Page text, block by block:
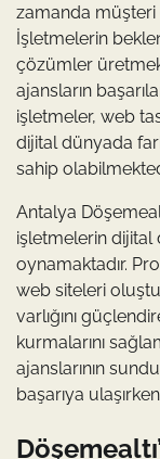
zamanda müşteri
İşletmelerin
çözümler
ajansların
işletmeler, web
dijital dünyada
sahip
Antalya
işletmelerin
oynamaktadır.
web siteleri
varlığını
kurmalarını
ajanslarının
başarıya